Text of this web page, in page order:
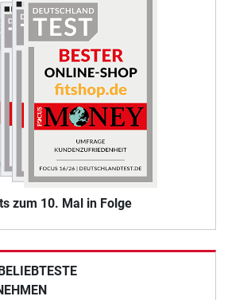
zum 10. Mal in Folge